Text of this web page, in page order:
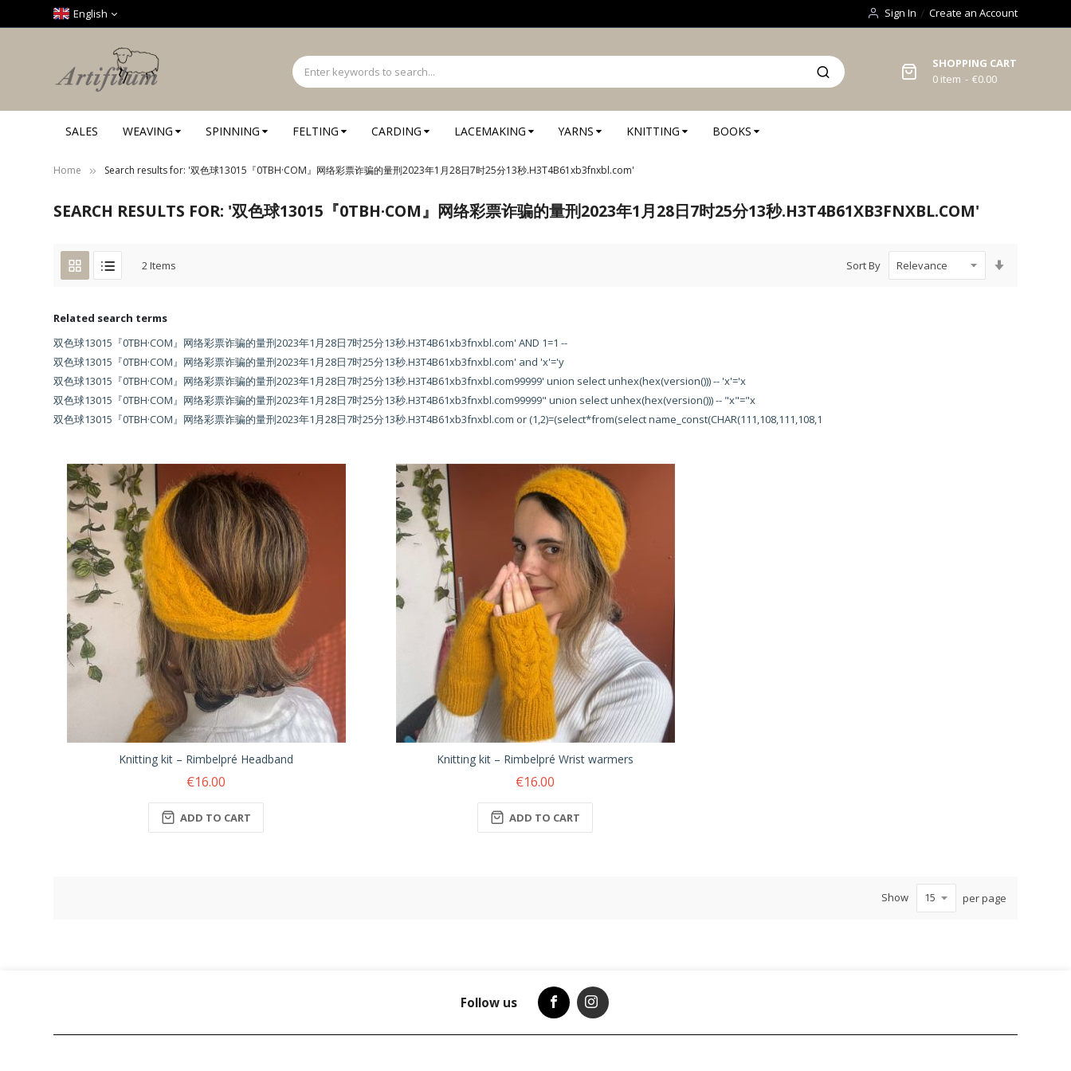
English Sign In Create an Account
SHOPPING CART
0 item €0.00
SALES WEAVING SPINNING FELTING CARDING LACEMAKING YARNS KNITTING BOOKS
Home Search results for: '双色球13015『0TBH·COM』网络彩票诈骗的量刑2023年1月28日7时25分13秒.H3T4B61xb3fnxbl.com'
SEARCH RESULTS FOR: '双色球13015『0TBH·COM』网络彩票诈骗的量刑2023年1月28日7时25分13秒.H3T4B61XB3FNXBL.COM'
2Items Sort By
Related search terms
双色球13015『0TBH·COM』网络彩票诈骗的量刑2023年1月28日7时25分13秒.H3T4B61xb3fnxbl.com' AND 1=1 --
双色球13015『0TBH·COM』网络彩票诈骗的量刑2023年1月28日7时25分13秒.H3T4B61xb3fnxbl.com' and 'x'='y
双色球13015『0TBH·COM』网络彩票诈骗的量刑2023年1月28日7时25分13秒.H3T4B61xb3fnxbl.com99999' union select unhex(hex(version())) -- 'x'='x
双色球13015『0TBH·COM』网络彩票诈骗的量刑2023年1月28日7时25分13秒.H3T4B61xb3fnxbl.com99999" union select unhex(hex(version())) -- "x"="x
双色球13015『0TBH·COM』网络彩票诈骗的量刑2023年1月28日7时25分13秒.H3T4B61xb3fnxbl.com or (1,2)=(select*from(select name_const(CHAR(111,108,111,108,1
Knitting kit – Rimbelpré Headband
€16.00
ADD TO CART
Knitting kit – Rimbelpré Wrist warmers
€16.00
ADD TO CART
Show per page
Follow us
Cookies management panel